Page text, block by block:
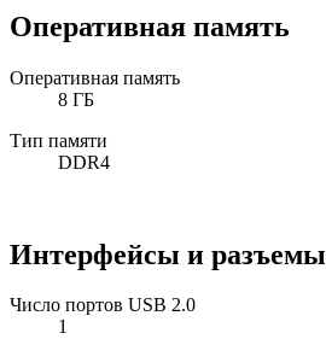
Оперативная память
Оперативная память
8 ГБ
Тип памяти
DDR4
Интерфейсы и разъемы
Число портов USB 2.0
1